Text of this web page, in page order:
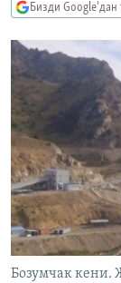
БИЗ ЖАНА
ДАНИСТЕ
ЭЖЕ-СИҢДИЛЕР
АЗАТТЫК+
ЫҢГАЙСЫЗ
ОНЛАЙН ШЕРИНЕ
ЭЕ/АРнун
Бизди Google'дан
Бозумчак кени.